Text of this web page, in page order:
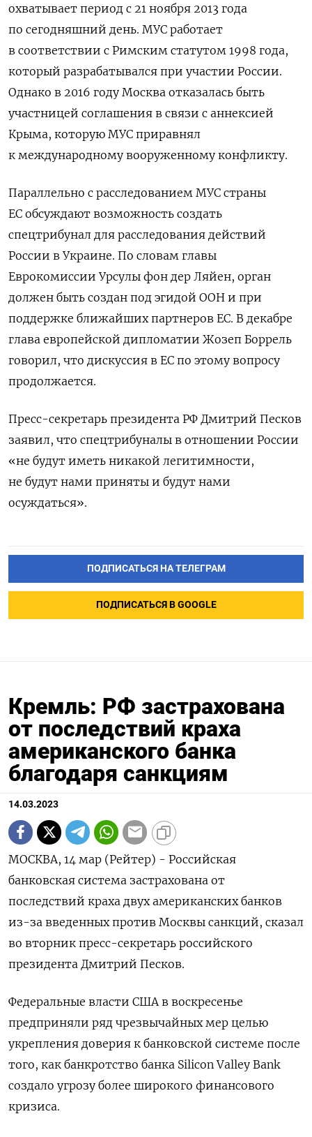
охватывает период с 21 ноября 2013 года
по сегодняшний день. МУС работает
в соответствии с Римским статутом 1998 года,
который разрабатывался при участии России.
Однако в 2016 году Москва отказалась быть
участницей соглашения в связи с аннексией
Крыма, которую МУС приравнял
к международному вооруженному конфликту.
Параллельно с расследованием МУС страны
ЕС обсуждают возможность создать
спецтрибунал для расследования действий
России в Украине. По словам главы
Еврокомиссии Урсулы фон дер Ляйен, орган
должен быть создан под эгидой ООН и при
поддержке ближайших партнеров ЕС. В декабре
глава европейской дипломатии Жозеп Боррель
говорил, что дискуссия в ЕС по этому вопросу
продолжается.
Пресс-секретарь президента РФ Дмитрий Песков
заявил, что спецтрибуналы в отношении России
«не будут иметь никакой легитимности,
не будут нами приняты и будут нами
осуждаться».
ПОДПИСАТЬСЯ НА ТЕЛЕГРАМ
ПОДПИСАТЬСЯ В GOOGLE
Кремль: РФ застрахована
от последствий краха
американского банка
благодаря санкциям
14.03.2023
МОСКВА, 14 мар (Рейтер) - Российская
банковская система застрахована от
последствий краха двух американских банков
из-за введенных против Москвы санкций, сказал
во вторник пресс-секретарь российского
президента Дмитрий Песков.
Федеральные власти США в воскресенье
предприняли ряд чрезвычайных мер целью
укрепления доверия к банковской системе после
того, как банкротство банка Silicon Valley Bank
создало угрозу более широкого финансового
кризиса.